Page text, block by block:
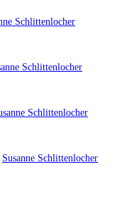
Schlittenlocher
Schlittenlocher
Schlittenlocher
Susanne Schlittenlocher